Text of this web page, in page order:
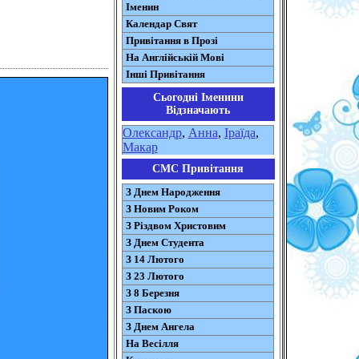
Іменин
Календар Свят
Привітання в Прозі
На Англійській Мові
Інші Привітання
Сьогодні Іменини
Відзначають
Олександр, Анна, Іраїда,
Макар
СМС Привітання
З Днем Народження
З Новим Роком
З Різдвом Христовим
З Днем Студента
З 14 Лютого
З 23 Лютого
З 8 Березня
З Паскою
З Днем Ангела
На Весілля